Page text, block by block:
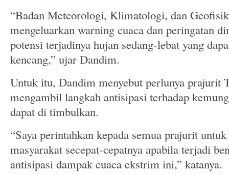
“Badan Meteorologi, Klimatologi, dan
mengeluarkan warning cuaca dan peringatan
potensi terjadinya hujan sedang-lebat yang
kencang,” ujar Dandim.
Untuk itu, Dandim menyebut perlunya prajurit
mengambil langkah antisipasi terhadap
dapat di timbulkan.
“Saya perintahkan kepada semua prajurit
masyarakat secepat-cepatnya apabila terjadi
antisipasi dampak cuaca ekstrim ini,” katanya.